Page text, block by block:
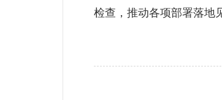
检查，推动各项部署落地